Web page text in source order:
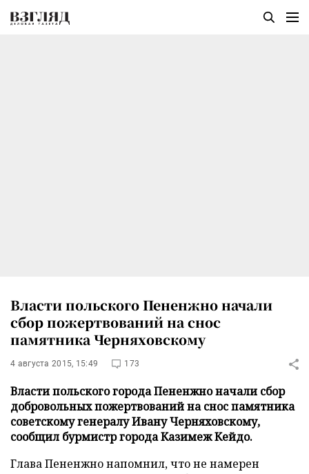
Власти польского Пененжно начали
сбор пожертвований на снос
памятника Черняховскому
4 августа 2015, 15:49 173
Власти польского города Пененжно начали сбор
добровольных пожертвований на снос памятника
советскому генералу Ивану Черняховскому,
сообщил бурмистр города Казимеж Кейдо.
Глава Пененжно напомнил, что не намерен